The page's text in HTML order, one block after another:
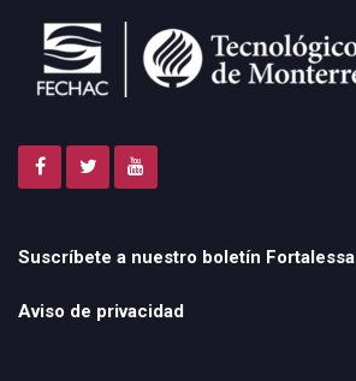
Suscríbete a nuestro boletín Fortalessa
Aviso de privacidad